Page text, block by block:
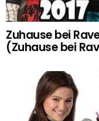
Zuhause bei
(Zuhause bei